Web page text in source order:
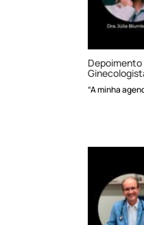
Depoimento
“A minha